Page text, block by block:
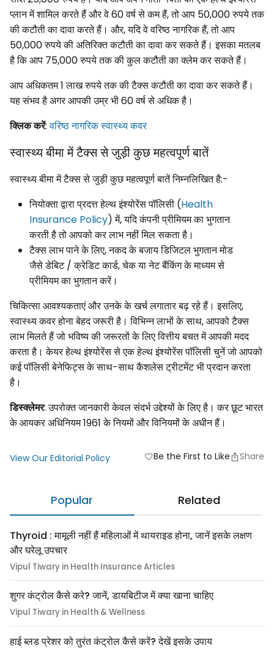
प्लान में शामिल करते हैं और वे 60 वर्ष से कम हैं, तो आप 50,000 रुपये तक
की कटौती का दावा करते हैं। और, यदि वे वरिष्ठ नागरिक हैं, तो आप
50,000 रुपये की अतिरिक्त कटौती का दावा कर सकते हैं। इसका मतलब
है कि आप 75,000 रुपये तक की कुल कटौती का क्लेम कर सकते हैं।
आप अधिकतम 1 लाख रुपये तक की टैक्स कटौती का दावा कर सकते हैं।
यह संभव है अगर आपकी उम्र भी 60 वर्ष से अधिक है।
क्लिक करें:वरिष्ठ नागरिक स्वास्थ्य कवर
स्वास्थ्य बीमा में टैक्स से जुड़ी कुछ महत्वपूर्ण बातें
स्वास्थ्य बीमा में टैक्स से जुड़ी कुछ महत्वपूर्ण बातें निम्नलिखित है:-
नियोक्ता द्वारा प्रदत्त हेल्थ इंश्योरेंस पॉलिसी (Health
Insurance Policy) में, यदि कंपनी प्रीमियम का भुगतान
करती है तो आपको कर लाभ नहीं मिल सकता है।
टैक्स लाभ पाने के लिए, नकद के बजाय डिजिटल भुगतान मोड
जैसे डेबिट / क्रेडिट कार्ड, चेक या नेट बैंकिंग के माध्यम से
प्रीमियम का भुगतान करें।
चिकित्सा आवश्यकताएं और उनके के खर्च लगातार बढ़ रहे हैं। इसलिए,
स्वास्थ्य कवर होना बेहद जरूरी है। विभिन्न लाभों के साथ, आपको टैक्स
लाभ मिलते हैं जो भविष्य की जरूरतों के लिए वित्तीय बचत में आपकी मदद
करता है। केयर हेल्थ इंश्योरेंस से एक हेल्थ इंश्योरेंस पॉलिसी चुनें जो आपको
कई पॉलिसी बेनेफिट्स के साथ-साथ कैशलेस ट्रीटमेंट भी प्रदान करता
है।
डिस्क्लेमर: उपरोक्त जानकारी केवल संदर्भ उद्देश्यों के लिए है। कर छूट भारत
के आयकर अधिनियम 1961 के नियमों और विनियमों के अधीन हैं।
View Our Editorial Policy favoriteBe the First to Like Share
Popular Related
Thyroid : मामूली नहीं हैं महिलाओं में थायराइड होना, जानें इसके लक्षण
और घरेलू उपचार
Vipul Tiwary in Health Insurance Articles
शुगर कंट्रोल कैसे करे? जानें, डायबिटीज में क्या खाना चाहिए
Vipul Tiwary in Health & Wellness
हाई ब्लड प्रेशर को तुरंत कंट्रोल कैसे करें? देखें इसके उपाय